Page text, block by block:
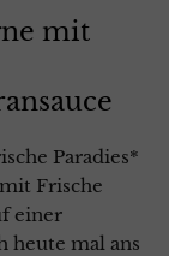
mit
Paradies*
Frische
einer
heute mal ans